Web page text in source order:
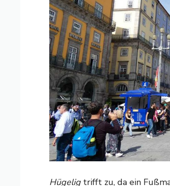
Hügeligtrifft zu, da ein